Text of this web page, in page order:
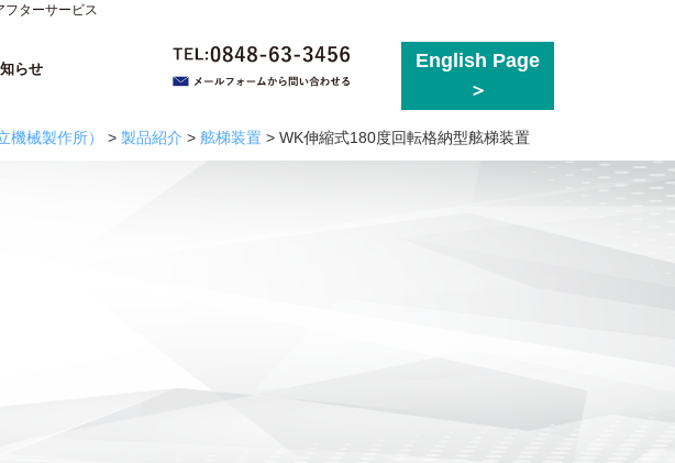
フターサービス
らせ English Page
機械製作所） > 製品紹介 > 舷梯装置 > WK伸縮式180度回転格納型舷梯装置